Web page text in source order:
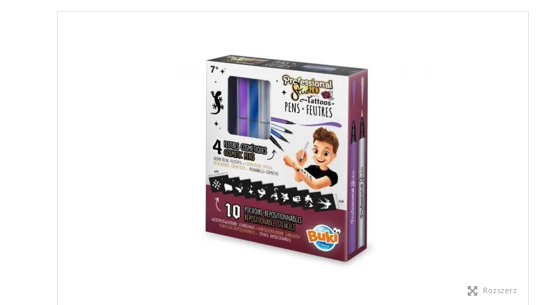
Rozszerz